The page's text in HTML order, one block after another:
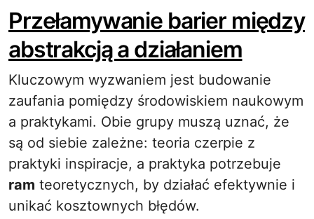
Przełamywanie barier między
abstrakcją a działaniem
Kluczowym wyzwaniem jest budowanie
zaufania pomiędzy środowiskiem naukowym
a praktykami. Obie grupy muszą uznać, że
są od siebie zależne: teoria czerpie z
praktyki inspiracje, a praktyka potrzebuje
ram teoretycznych, by działać efektywnie i
unikać kosztownych błędów.